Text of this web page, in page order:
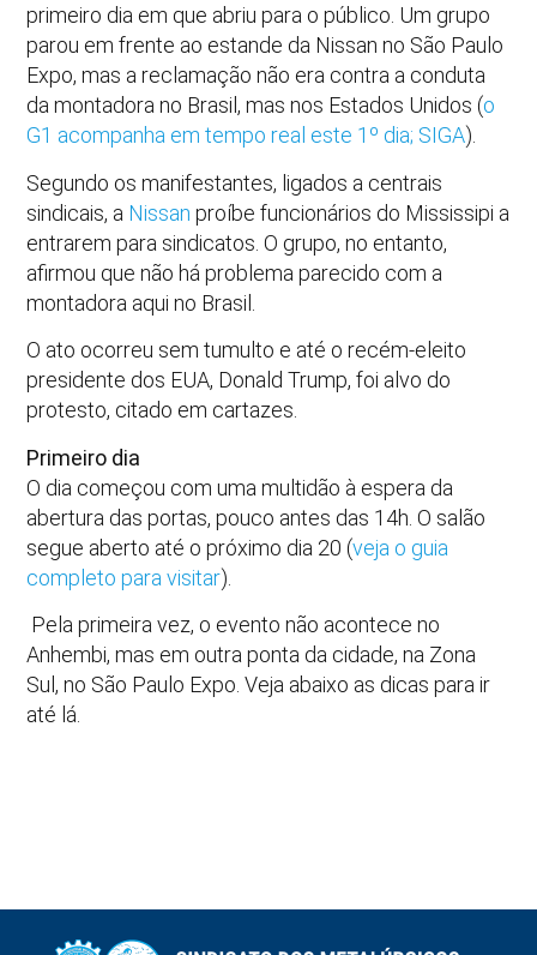
primeiro dia em que abriu para o público. Um grupo
parou em frente ao estande da Nissan no São Paulo
Expo, mas a reclamação não era contra a conduta
da montadora no Brasil, mas nos Estados Unidos (o
G1 acompanha em tempo real este 1º dia; SIGA).
Segundo os manifestantes, ligados a centrais
sindicais, a Nissan proíbe funcionários do Mississipi a
entrarem para sindicatos. O grupo, no entanto,
afirmou que não há problema parecido com a
montadora aqui no Brasil.
O ato ocorreu sem tumulto e até o recém-eleito
presidente dos EUA, Donald Trump, foi alvo do
protesto, citado em cartazes.
Primeiro dia
O dia começou com uma multidão à espera da
abertura das portas, pouco antes das 14h. O salão
segue aberto até o próximo dia 20 (veja o guia
completo para visitar).
Pela primeira vez, o evento não acontece no
Anhembi, mas em outra ponta da cidade, na Zona
Sul, no São Paulo Expo. Veja abaixo as dicas para ir
até lá.